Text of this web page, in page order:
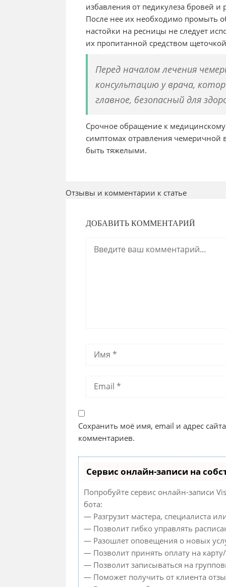
избавления от педикулеза бровей
После нее их необходимо промыть
настойки на ресницы не следует
их пропитанной средством
Перед началом лечения
консультацию у врача,
главное, безопасный для
Срочное обращение к
симптомах отравления чемеричной
быть тяжелыми.
Отзывы и комментарии к статье
ДОБАВИТЬ КОММЕНТАРИЙ
Сохранить моё имя, email и адрес
комментариев.
Сервис онлайн-записи на
Попробуйте сервис онлайн-записи
бота:
— Разгрузит мастера, специалиста
— Позволит гибко управлять
— Разошлет оповещения о новых
— Позволит принять оплату на
— Позволит записываться на
— Поможет получить от клиента